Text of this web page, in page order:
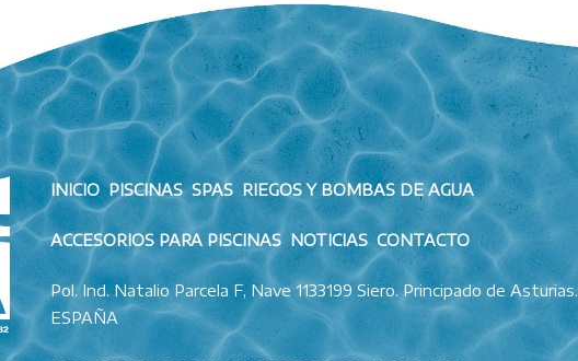
INICIO PISCINAS SPAS RIEGOS Y BOMBAS DE AGUA
ACCESORIOS PARA PISCINAS NOTICIAS CONTACTO
Pol. Ind. Natalio Parcela F, Nave 1133199 Siero. Principado de Asturias.
ESPAÑA